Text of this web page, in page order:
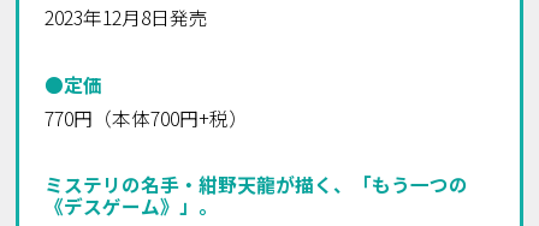
2023年12月8日発売
●定価
770円（本体700円+税）
ミステリの名手・紺野天龍が描く、「もう一つの
《デスゲーム》」。